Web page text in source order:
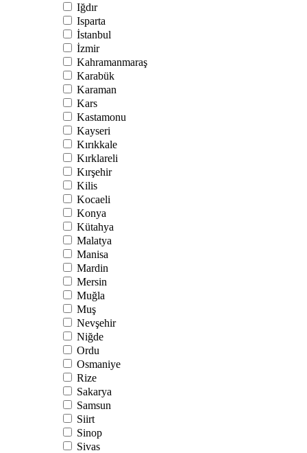
Iğdır
Isparta
İstanbul
İzmir
Kahramanmaraş
Karabük
Karaman
Kars
Kastamonu
Kayseri
Kırıkkale
Kırklareli
Kırşehir
Kilis
Kocaeli
Konya
Kütahya
Malatya
Manisa
Mardin
Mersin
Muğla
Muş
Nevşehir
Niğde
Ordu
Osmaniye
Rize
Sakarya
Samsun
Siirt
Sinop
Sivas